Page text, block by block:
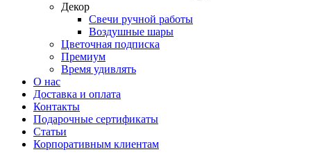
Декор
Свечи ручной работы
Воздушные шары
Цветочная подписка
Премиум
Время удивлять
О нас
Доставка и оплата
Контакты
Подарочные сертификаты
Статьи
Корпоративным клиентам